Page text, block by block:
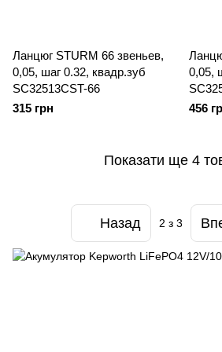
Ланцюг STURM 66 звеньев,
0,05, шаг 0.32, квадр.зуб
SC32513CST-66
315 грн
0,05,
456
Показати ще 4
Назад 2 з 3